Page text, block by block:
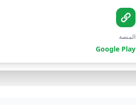
المنصة
Google Play